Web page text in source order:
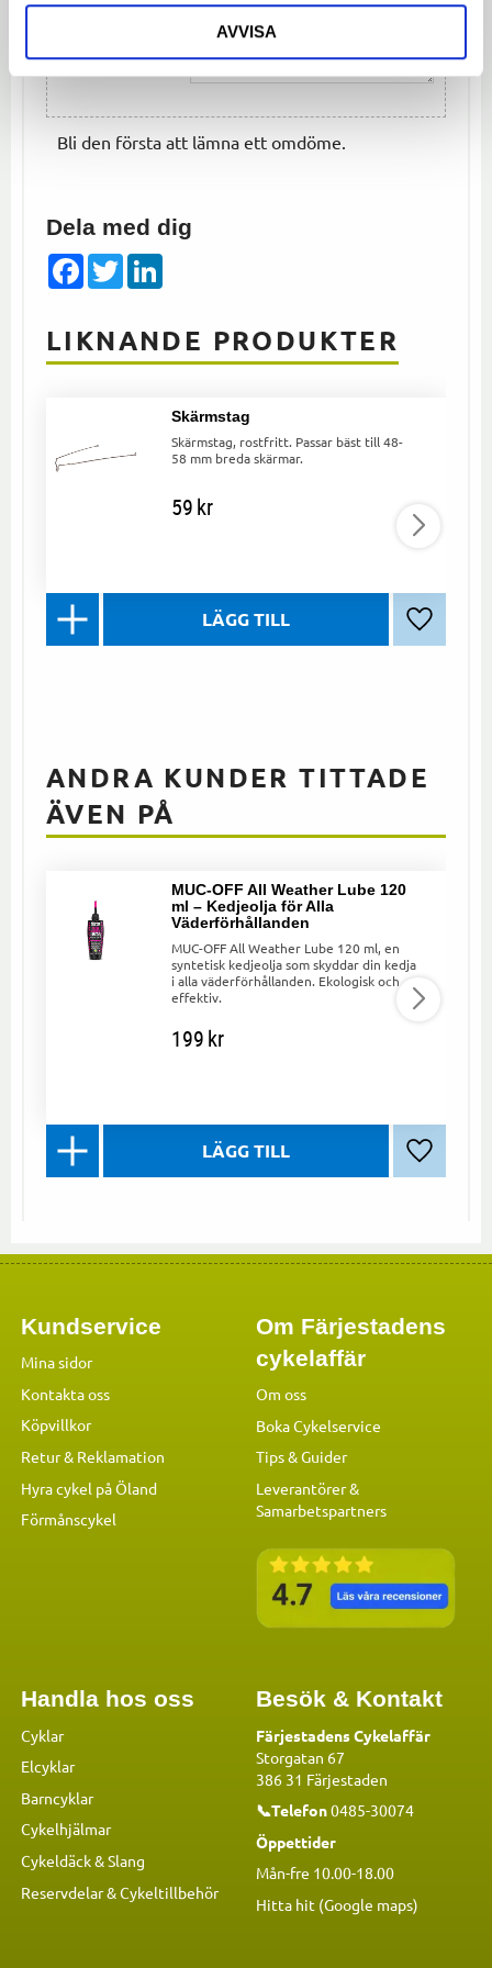
AVVISA
Dela med dig
Facebook
Twitter
Bli den första att lämna ett omdöme.
LIKNANDE PRODUKTER
Skärmstag
Skärmstag, rostfritt. Passar bäst till 48-
58 mm breda skärmar.
59kr
Lägg till
ANDRA KUNDER TITTADE
ÄVEN PÅ
MUC-OFF All Weather Lube 120
ml – Kedjeolja för Alla
Väderförhållanden
MUC-OFF All Weather Lube 120 ml, en
syntetisk kedjeolja som skyddar din kedja
i alla väderförhållanden. Ekologisk och
effektiv.
199kr
Lägg till
Kundservice
Mina sidor
Kontakta oss
Köpvillkor
Retur & Reklamation
Hyra cykel på Öland
Förmånscykel
Om Färjestadens
cykelaffär
Om oss
Boka Cykelservice
Tips & Guider
Leverantörer &
Samarbetspartners
Handla hos oss
Cyklar
Elcyklar
Barncyklar
Cykelhjälmar
Cykeldäck & Slang
Reservdelar&Cykeltillbehör
Besök & Kontakt
Färjestadens Cykelaffär
Storgatan 67
386 31 Färjestaden
📞Telefon0485-30074
Öppettider
Mån-fre 10.00-18.00
Hitta hit (Google maps)